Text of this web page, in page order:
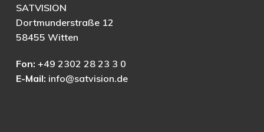
SATVISION
Dortmunderstraße 12
58455 Witten
Fon: +49 2302 28 23 3 0
E-Mail: info@satvision.de